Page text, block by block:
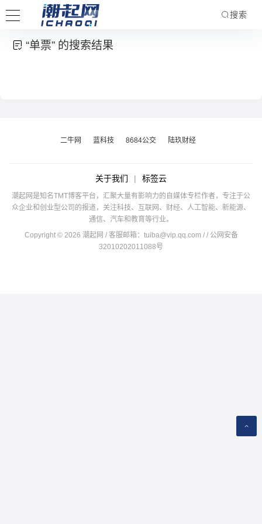
搜索
“单票” 的搜索结果
二牛网 蓝科技 8684公交 陆玖财经
关于我们 | 标签云
潮起网是知名TMT博客平台，汇聚大量有影响力的自媒体专栏作者，专注于公
众企业和创业型公司的报道，关注科技、互联网、财经、人工智能、新能源、
通信、汽车和教育等行业。
Copyright © 2026 潮起网 / 客服邮箱： tuiba@vip.qq.com / / 公网安备
32010202011088号